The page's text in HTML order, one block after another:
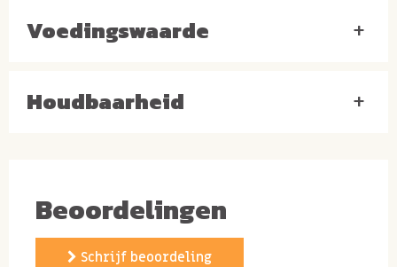
dextrose, gistextract, natuurlijk aroma, voedingsvezel
Voedingswaarde +
Houdbaarheid +
Beoordelingen
Schrijf beoordeling